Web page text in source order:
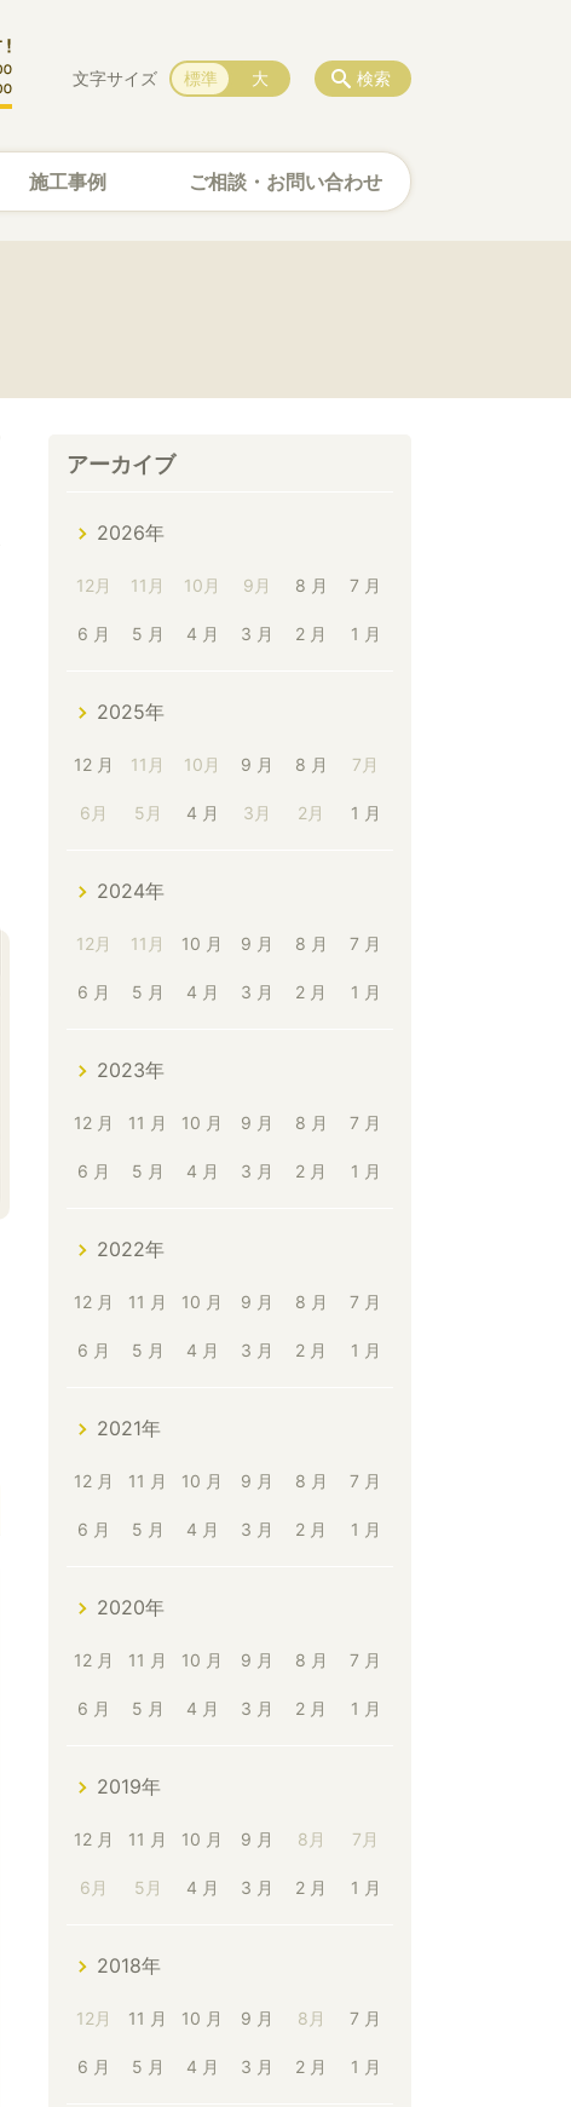
施工事例 ご相談・お問い合わせ
検索
文字サイズ 標準 大
アーカイブ
2026年
12月 11月 10月 9月 8 月 7 月
6 月 5 月 4 月 3 月 2 月 1 月
2025年
12 月 11月 10月 9 月 8 月 7月
6月 5月 4 月 3月 2月 1 月
2024年
12月 11月 10 月 9 月 8 月 7 月
6 月 5 月 4 月 3 月 2 月 1 月
2023年
12 月 11 月 10 月 9 月 8 月 7 月
6 月 5 月 4 月 3 月 2 月 1 月
2022年
12 月 11 月 10 月 9 月 8 月 7 月
6 月 5 月 4 月 3 月 2 月 1 月
2021年
12 月 11 月 10 月 9 月 8 月 7 月
6 月 5 月 4 月 3 月 2 月 1 月
2020年
12 月 11 月 10 月 9 月 8 月 7 月
6 月 5 月 4 月 3 月 2 月 1 月
2019年
12 月 11 月 10 月 9 月 8月 7月
6月 5月 4 月 3 月 2 月 1 月
2018年
12月 11 月 10 月 9 月 8月 7 月
6 月 5 月 4 月 3 月 2 月 1 月